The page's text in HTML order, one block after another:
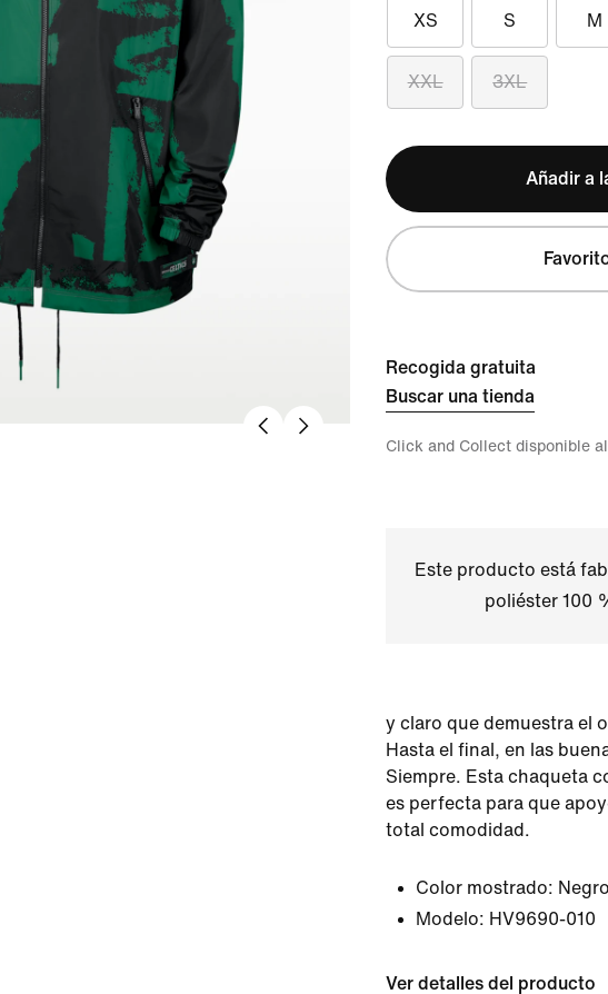
XS S M
XXL 3XL
Añadir a
Recogida gratuita
Buscar una tienda
Click and Collect disponible
Este producto está
poliéster 100
y claro que demuestra el
Hasta el final, en las
Siempre. Esta chaqueta
es perfecta para que
total comodidad.
Color mostrado:
Modelo: HV9690-010
Ver detalles del producto